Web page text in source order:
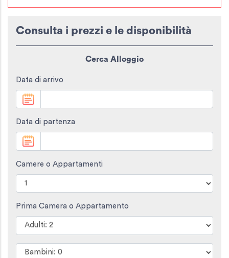
Consulta i prezzi e le disponibilità
Cerca Alloggio
Data di arrivo
Data di partenza
Camere o Appartamenti
Prima Camera o Appartamento